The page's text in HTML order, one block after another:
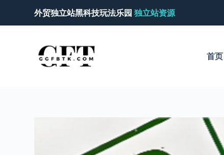
过
外贸独立站黑科技玩法乐园独立站资源
首页